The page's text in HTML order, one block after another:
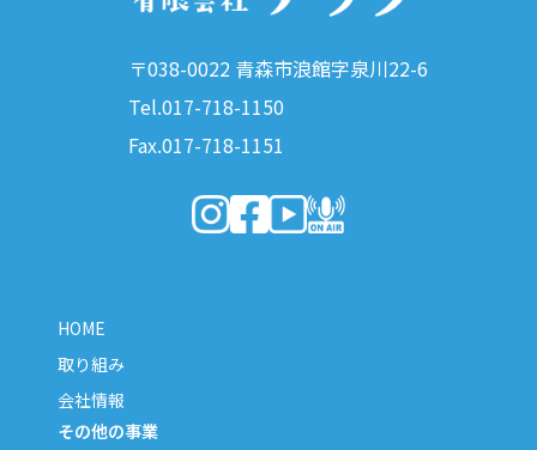
〒038-0022 青森市浪館字泉川22-6
Tel.017-718-1150
Fax.017-718-1151
（新しいウィンドウで開きます）
（新しいウィンドウで開きます）
（新しいウィンドウで開き
（新しいウィンドウで
HOME
取り組み
会社情報
その他の事業